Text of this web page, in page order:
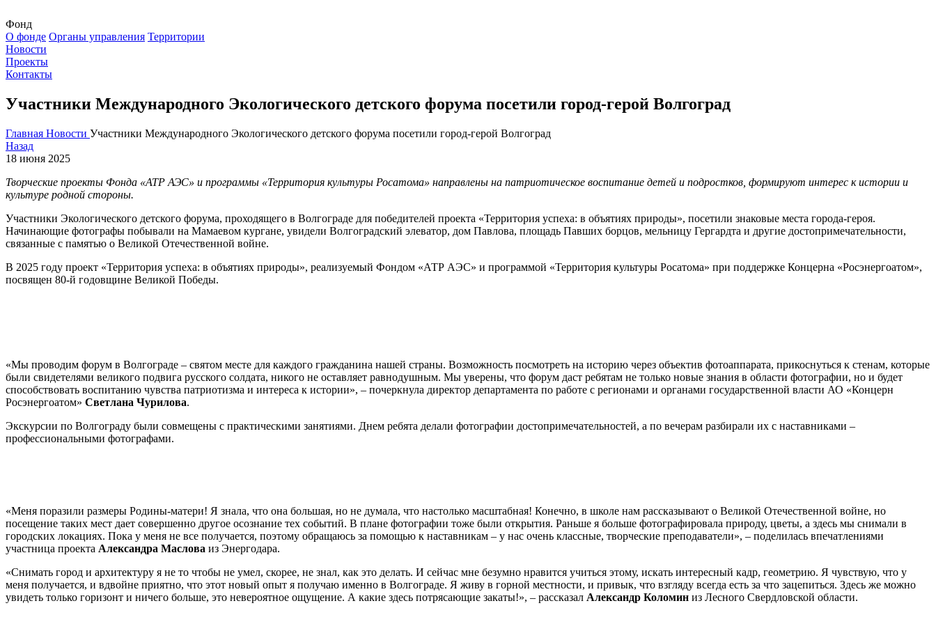
Фонд
О фонде Органы управления Территории
Новости
Проекты
Контакты
Участники Международного Экологического детского форума посетили город-герой Волгоград
Главная Новости Участники Международного Экологического детского форума посетили город-герой Волгоград
Назад
18 июня 2025
Творческие проекты Фонда «АТР АЭС» и программы «Территория культуры Росатома» направлены на патриотическое воспитание детей и подростков, формируют интерес к истории и
культуре родной стороны.
Участники Экологического детского форума, проходящего в Волгограде для победителей проекта «Территория успеха: в объятиях природы», посетили знаковые места города-героя.
Начинающие фотографы побывали на Мамаевом кургане, увидели Волгоградский элеватор, дом Павлова, площадь Павших борцов, мельницу Гергардта и другие достопримечательности,
связанные с памятью о Великой Отечественной войне.
В 2025 году проект «Территория успеха: в объятиях природы», реализуемый Фондом «АТР АЭС» и программой «Территория культуры Росатома» при поддержке Концерна «Росэнергоатом»,
посвящен 80-й годовщине Великой Победы.
«Мы проводим форум в Волгограде – святом месте для каждого гражданина нашей страны. Возможность посмотреть на историю через объектив фотоаппарата, прикоснуться к стенам, которые
были свидетелями великого подвига русского солдата, никого не оставляет равнодушным. Мы уверены, что форум даст ребятам не только новые знания в области фотографии, но и будет
способствовать воспитанию чувства патриотизма и интереса к истории», – почеркнула директор департамента по работе с регионами и органами государственной власти АО «Концерн
Росэнергоатом» Светлана Чурилова.
Экскурсии по Волгограду были совмещены с практическими занятиями. Днем ребята делали фотографии достопримечательностей, а по вечерам разбирали их с наставниками –
профессиональными фотографами.
«Меня поразили размеры Родины-матери! Я знала, что она большая, но не думала, что настолько масштабная! Конечно, в школе нам рассказывают о Великой Отечественной войне, но
посещение таких мест дает совершенно другое осознание тех событий. В плане фотографии тоже были открытия. Раньше я больше фотографировала природу, цветы, а здесь мы снимали в
городских локациях. Пока у меня не все получается, поэтому обращаюсь за помощью к наставникам – у нас очень классные, творческие преподаватели», – поделилась впечатлениями
участница проекта Александра Маслова из Энергодара.
«Снимать город и архитектуру я не то чтобы не умел, скорее, не знал, как это делать. И сейчас мне безумно нравится учиться этому, искать интересный кадр, геометрию. Я чувствую, что у
меня получается, и вдвойне приятно, что этот новый опыт я получаю именно в Волгограде. Я живу в горной местности, и привык, что взгляду всегда есть за что зацепиться. Здесь же можно
увидеть только горизонт и ничего больше, это невероятное ощущение. А какие здесь потрясающие закаты!», – рассказал Александр Коломин из Лесного Свердловской области.